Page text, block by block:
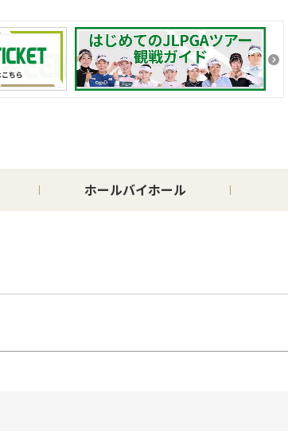
ホールバイホール